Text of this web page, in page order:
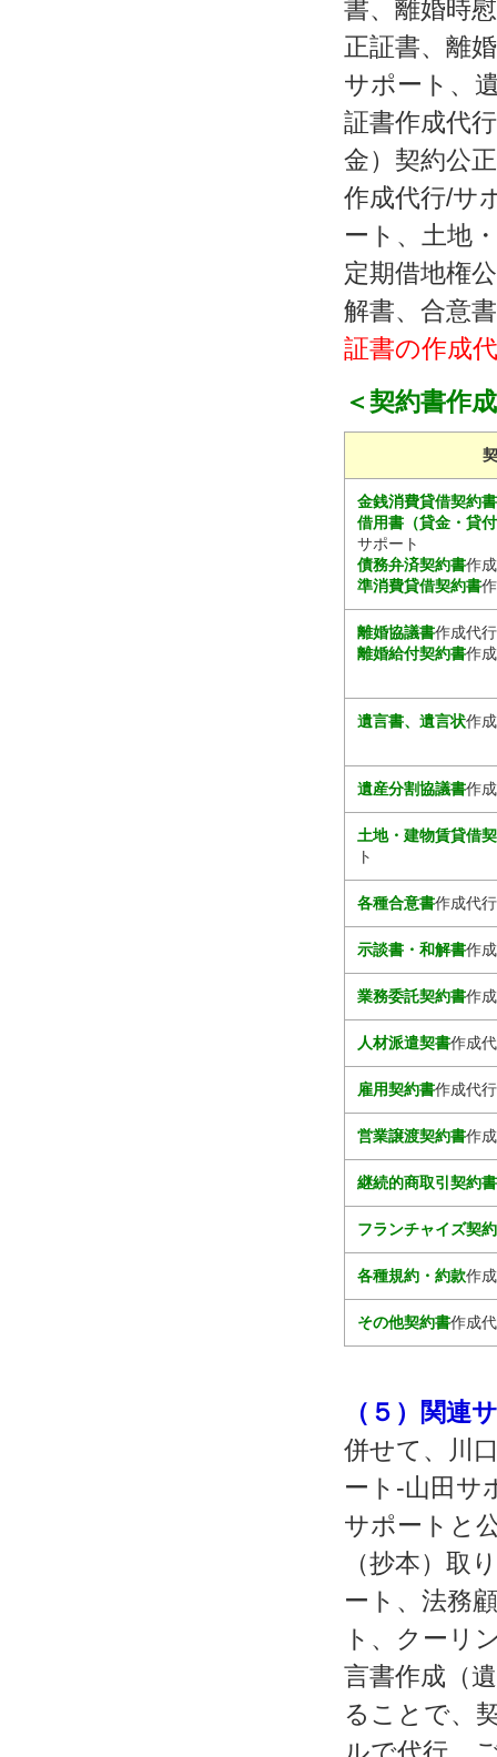
書、離婚時
正証書、離
サポート、
証書作成代
金）契約公
作成代行/サ
ート、土地
定期借地権
解書、合意
証書の作成
＜契約書作
金銭消費貸借契約書
借用書（貸金・貸
サポート
債務弁済契約書作
準消費貸借契約書
離婚協議書作成代
離婚給付契約書作
遺言書、遺言状作
遺産分割協議書作
土地・建物賃貸借
ト
各種合意書作成代
示談書・和解書作
業務委託契約書作
人材派遣契書作成
雇用契約書作成代
営業譲渡契約書作
継続的商取引契約書
フランチャイズ契
各種規約・約款作
その他契約書作成
（５）関連
併せて、川
ート‐山田サ
サポートと
（抄本）取
ート、法務
ト、クーリ
言書作成（
ることで、